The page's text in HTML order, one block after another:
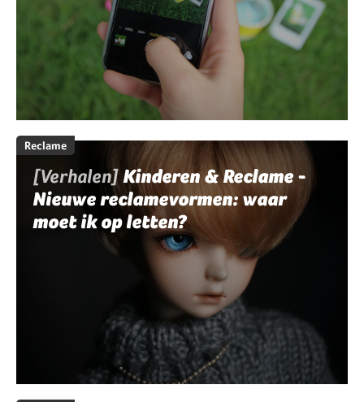
Reclame
[Verhalen]Kinderen & Reclame -
Nieuwe reclamevormen: waar
moet ik op letten?